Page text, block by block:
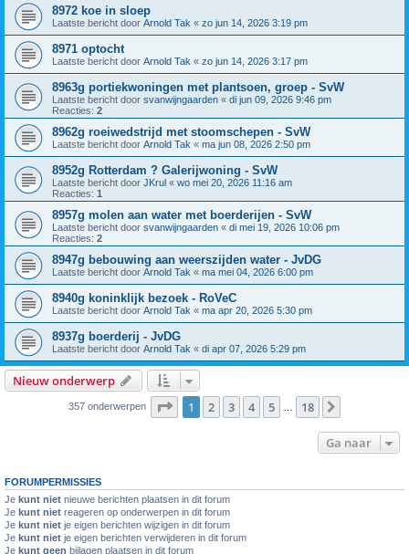
8972 koe in sloep
Laatste bericht door Arnold Tak « zo jun 14, 2026 3:19 pm
8971 optocht
Laatste bericht door Arnold Tak « zo jun 14, 2026 3:17 pm
8963g portiekwoningen met plantsoen, groep - SvW
Laatste bericht door svanwijngaarden « di jun 09, 2026 9:46 pm
Reacties: 2
8962g roeiwedstrijd met stoomschepen - SvW
Laatste bericht door Arnold Tak « ma jun 08, 2026 2:50 pm
8952g Rotterdam ? Galerijwoning - SvW
Laatste bericht door JKrul « wo mei 20, 2026 11:16 am
Reacties: 1
8957g molen aan water met boerderijen - SvW
Laatste bericht door svanwijngaarden « di mei 19, 2026 10:06 pm
Reacties: 2
8947g bebouwing aan weerszijden water - JvDG
Laatste bericht door Arnold Tak « ma mei 04, 2026 6:00 pm
8940g koninklijk bezoek - RoVeC
Laatste bericht door Arnold Tak « ma apr 20, 2026 5:30 pm
8937g boerderij - JvDG
Laatste bericht door Arnold Tak « di apr 07, 2026 5:29 pm
Nieuw onderwerp
357 onderwerpen Pagina van 18
1 2 3 4 5 18
Ga naar
FORUMPERMISSIES
Je kunt niet nieuwe berichten plaatsen in dit forum
Je kunt niet reageren op onderwerpen in dit forum
Je kunt niet je eigen berichten wijzigen in dit forum
Je kunt niet je eigen berichten verwijderen in dit forum
Je kunt geen bijlagen plaatsen in dit forum